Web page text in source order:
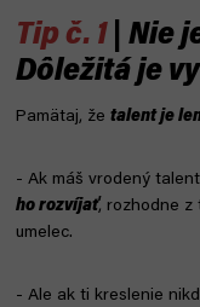
Tip č. 1 | Nie
Dôležitá je
Pamätaj, že talent je
- Ak máš vrodený
ho rozvíjať, rozhodne z
umelec.
- Ale ak ti kreslenie